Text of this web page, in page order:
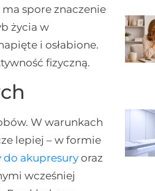
spore znaczenie
życia w
i osłabione.
fizyczną.
W warunkach
lepiej – w formie
do akupresury oraz
wcześniej